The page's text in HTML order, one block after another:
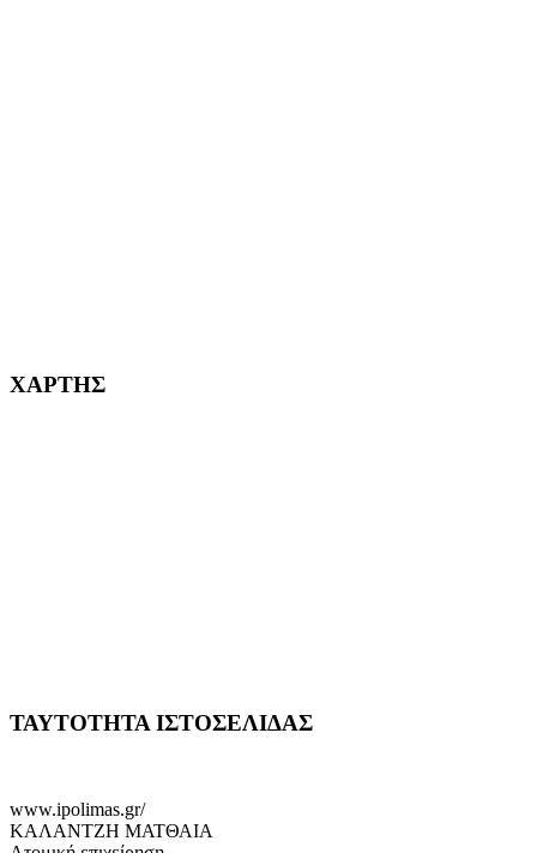
ΧΑΡΤΗΣ
ΤΑΥΤΟΤΗΤΑ ΙΣΤΟΣΕΛΙΔΑΣ
www.ipolimas.gr/
ΚΑΛΑΝΤΖΗ ΜΑΤΘΑΙΑ